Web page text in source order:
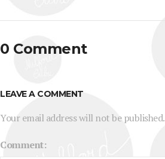
0 Comment
LEAVE A COMMENT
Your email address will not be published.
Comment: